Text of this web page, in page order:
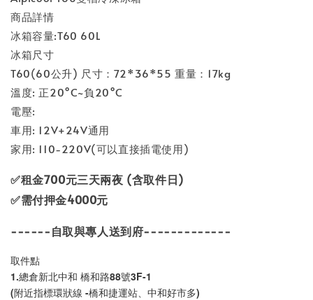
商品詳情
冰箱容量:T60 60L
冰箱尺寸
T60(60公升) 尺寸：72*36*55 重量：17kg
溫度: 正20°C~負20°C
電壓:
車用: 12V+24V通用
家用: 110-220V(可以直接插電使用)
✅租金700元三天兩夜 (含取件日)
✅需付押金4000元
------自取與專人送到府-------------
取件點
1.總倉新北中和 橋和路88號3F-1
(附近指標環狀線 -橋和捷運站、中和好市多)